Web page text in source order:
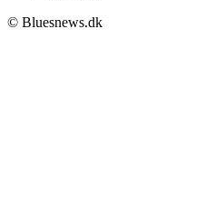
© Bluesnews.dk